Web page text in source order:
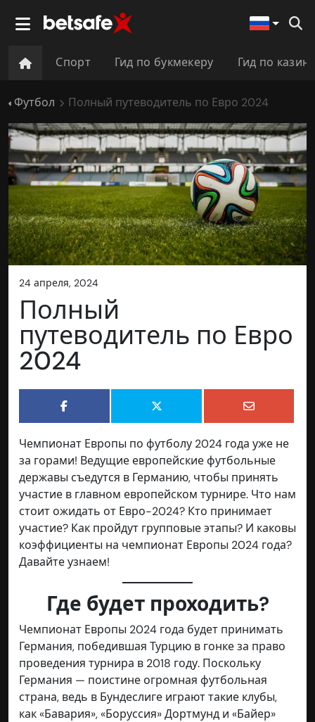
Спорт Гид по букмекеру Гид по
Футбол Полный путеводитель по Евро 2024
24 апреля, 2024
Полный
путеводитель по Евро
2024
Чемпионат Европы по футболу 2024 года уже не
за горами! Ведущие европейские футбольные
державы съедутся в Германию, чтобы принять
участие в главном европейском турнире. Что нам
стоит ожидать от Евро-2024? Кто принимает
участие? Как пройдут групповые этапы? И каковы
коэффициенты на чемпионат Европы 2024 года?
Давайте узнаем!
Где будет проходить?
Чемпионат Европы 2024 года будет принимать
Германия, победившая Турцию в гонке за право
проведения турнира в 2018 году. Поскольку
Германия — поистине огромная футбольная
страна, ведь в Бундеслиге играют такие клубы,
как «Бавария», «Боруссия» Дортмунд и «Байер»